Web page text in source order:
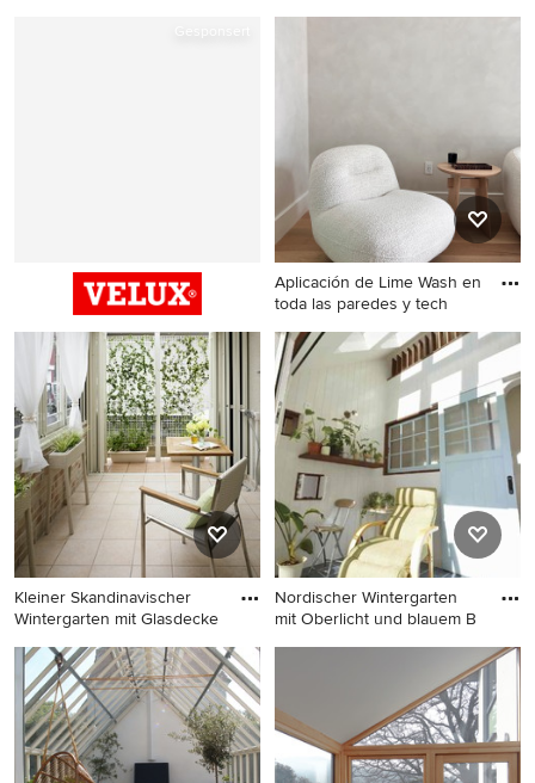
Mittelgroßer Skandinavischer
Aplicación de Lime Wash en
toda las paredes y tech
Großer Skandinavischer
Wintergarten in Orlando
Kleiner Skandinavischer
Wintergarten mit Glasdecke
Kleiner Skandinavischer
Wintergarten mit Glasdecke
und braunem Boden in
Fukuoka
Nordischer Wintergarten
mit Oberlicht und blauem B
Nordischer Wintergarten mit
Oberlicht und blauem Boden
in Nagoya